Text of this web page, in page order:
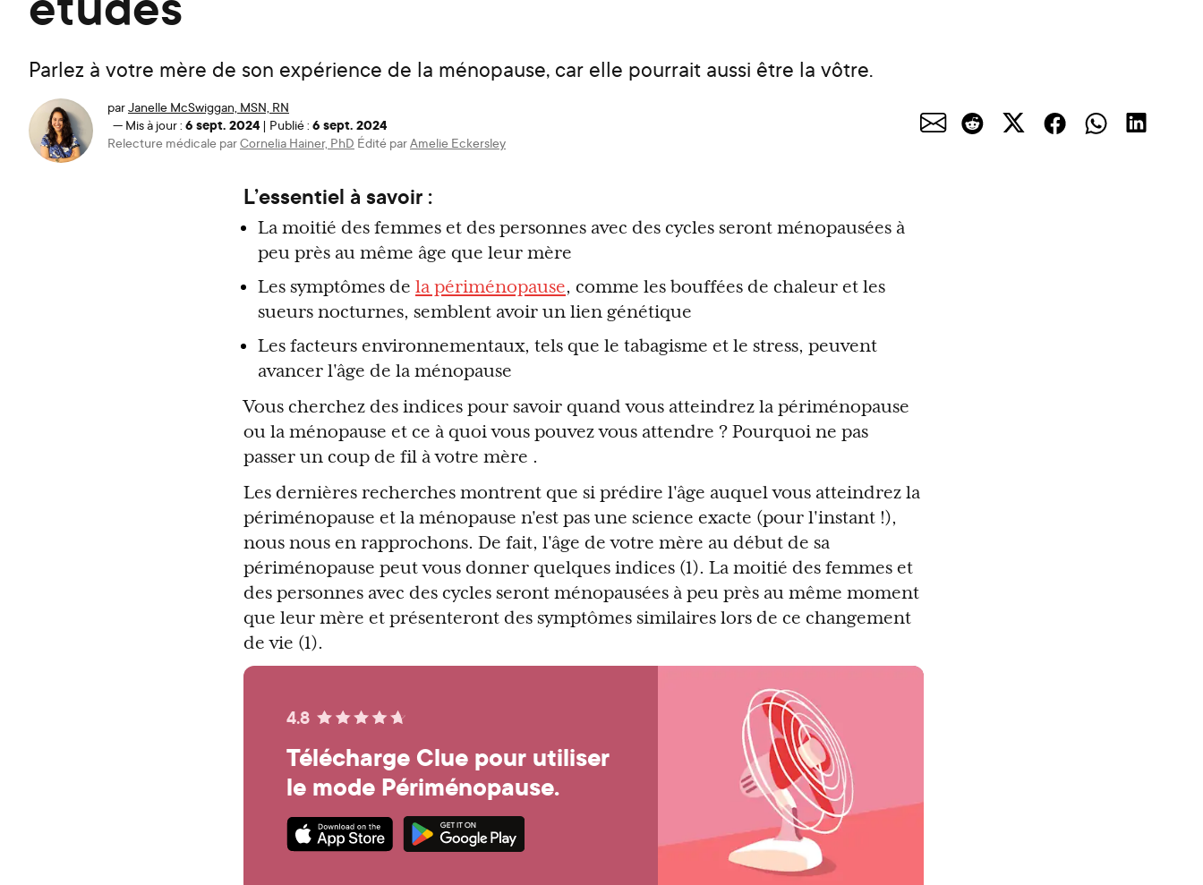
Parlez à votre mère de son expérience de la ménopause, car elle pourrait aussi être la vôtre.
parJanelle McSwiggan, MSN, RN
— Mis à jour : 6 sept. 2024 | Publié : 6 sept. 2024
Relecture médicale parCornelia Hainer, PhD Édité parAmelie Eckersley
L’essentiel à savoir :
La moitié des femmes et des personnes avec des cycles seront ménopausées à
peu près au même âge que leur mère
Les symptômes de la périménopause, comme les bouffées de chaleur et les
sueurs nocturnes, semblent avoir un lien génétique
Les facteurs environnementaux, tels que le tabagisme et le stress, peuvent
avancer l'âge de la ménopause
Vous cherchez des indices pour savoir quand vous atteindrez la périménopause
ou la ménopause et ce à quoi vous pouvez vous attendre ? Pourquoi ne pas
passer un coup de fil à votre mère .
Les dernières recherches montrent que si prédire l'âge auquel vous atteindrez la
périménopause et la ménopause n'est pas une science exacte (pour l'instant !),
nous nous en rapprochons. De fait, l'âge de votre mère au début de sa
périménopause peut vous donner quelques indices (1). La moitié des femmes et
des personnes avec des cycles seront ménopausées à peu près au même moment
que leur mère et présenteront des symptômes similaires lors de ce changement
de vie (1).
4.8
Télécharge Clue pour utiliser
le mode Périménopause.